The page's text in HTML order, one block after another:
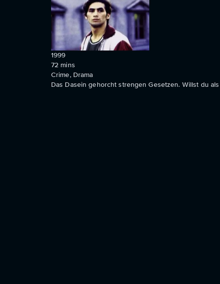
1999
72 mins
Crime, Drama
Das Dasein gehorcht strengen Gesetzen. Willst du